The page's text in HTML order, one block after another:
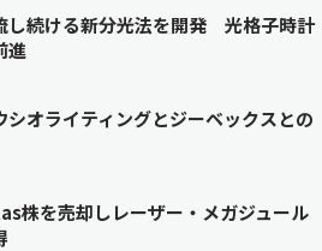
し続ける新分光法を開発 光格子時計
進
シオライティングとジーベックスとの
株を売却しレーザー・メガジュール